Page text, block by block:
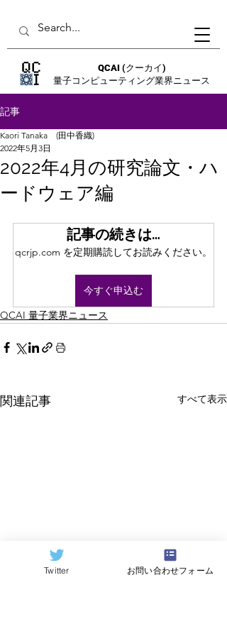
QCAI (クーカイ)
量子コンピューティング業界ニュース
記事
2022年4月の研究論文・ハ
ードウェア編
Kaori Tanaka (田中香織)
2022年5月3日
記事の続きは…
qcrjp.com を定期購読してお読みください。
今すぐ申込む
QCAI 量子業界ニュース
関連記事 すべて表示
Twitter お問い合わせフォーム